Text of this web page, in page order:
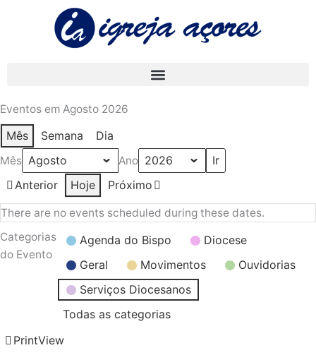
Eventos em Agosto 2026
Mês Semana Dia
Mês Ano
Anterior Hoje Próximo
There are no events scheduled during these dates.
Categorias
do Evento
Agenda do Bispo
Diocese
Geral
Movimentos
Ouvidorias
Serviços Diocesanos
Todas as categorias
PrintView